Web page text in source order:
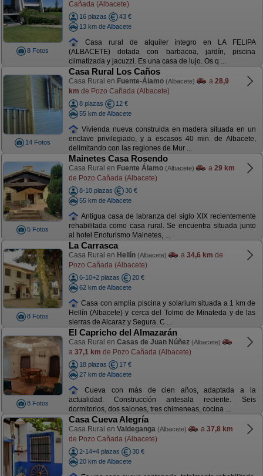
8 Fotos
Cañada (Albacete)
16 plazas
43 €
13 km de Albacete
Casa rural de alquiler íntegro en LA FELIPA
(ALBACETE) dotada con barbacoa, jardín, piscina
climatizada y jacuzzi. Es una casa de lujo. Os q ...
14 Fotos
Casa Rural Los Caños
Casa Rural en Fuente-Álamo (Albacete) a 28,9
km de Pozo Cañada (Albacete)
8 plazas
12 €
55 km de Albacete
Vivienda nueva construida en madera situada en un
enclave privilegiado, y a escasos 40 min. de Albacete,
delimitando con las regiones de Mur ...
5 Fotos
Mainetes Casa Rosendo
Casa Rural en Fuente Álamo (Albacete) a 29 km
de Pozo Cañada (Albacete)
8-10 plazas
30 €
55 km de Albacete
Antigua casa de labranza del siglo XIX recientemente
rehabilitada como casa rural. Se encuentra situada junto
al hotel Enoturismo Mainetes, ...
8 Fotos
La Carrasca
Casa Rural en Hellín (Albacete) a 34,6 km de
Pozo Cañada (Albacete)
6-10+2 plazas
20 €
62 km de Albacete
Casa con amplia piscina y solarium situada a 1 km de
Hellín (Albacete) y cerca del Tolmo de Minateda y de las
sierras de Alcaraz y Segura. C ...
8 Fotos
El Capricho del Almazarán
Casa Rural en Casas de Juan Núñez (Albacete)
a 37,1 km de Pozo Cañada (Albacete)
18 plazas
17 €
27 km de Albacete
Cueva con más de cien años, adaptada a la
actualidad. Construcción antesala reciente. Seis
dormitorios, dos salones, tres chimeneas, cocina ...
Casa Cueva Alegría
Casa Rural en Valdeganga (Albacete) a 37,8 km
de Pozo Cañada (Albacete)
2-14+4 plazas
30 €
20 km de Albacete